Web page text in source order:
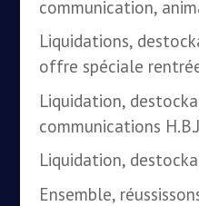
communication,
Liquidations,
offre spéciale
Liquidation,
communications
Liquidation,
Ensemble,